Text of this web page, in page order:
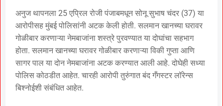
अनुज थापनला 25 एप्रिल रोजी पंजाबमधून सोनू सुभाष चंदर (37) या
आरोपीसह मुंबई पोलिसांनी अटक केली होती. सलमान खानच्या घरावर
गोळीबार करणाऱ्या नेमबाजांना शस्त्रे पुरवण्यात या दोघांचा सहभाग
होता. सलमान खानच्या घरावर गोळीबार करणाऱ्या विकी गुप्ता आणि
सागर पाल या दोन नेमबाजांना अटक करण्यात आली आहे. दोघेही सध्या
पोलिस कोठडीत आहेत. चारही आरोपी तुरुंगात बंद गँगस्टर लॉरेन्स
बिश्नोईशी संबंधित आहेत.